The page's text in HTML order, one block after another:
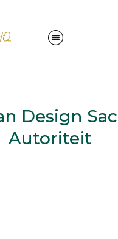
Design
Autoriteit